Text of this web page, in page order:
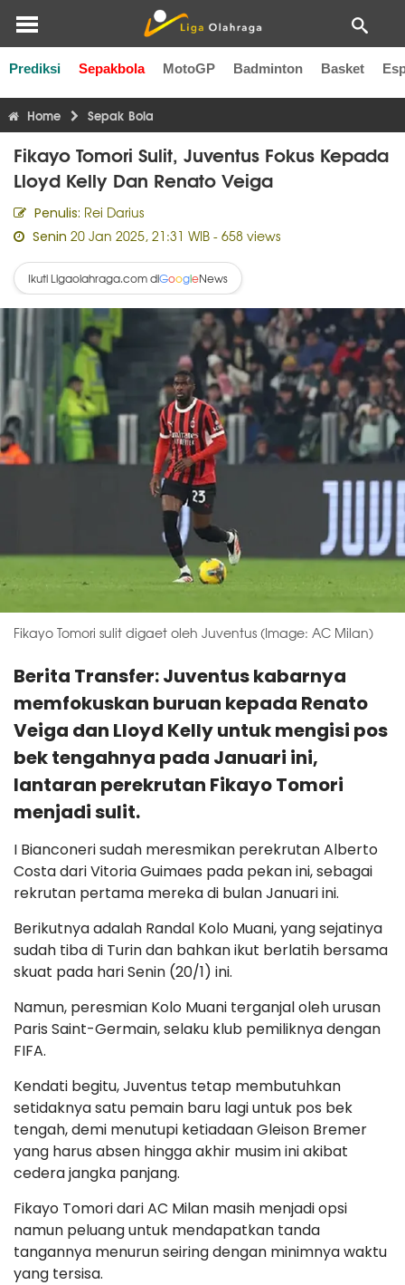
Prediksi Sepakbola MotoGP Badminton Basket
Liga Inggris Liga Italia Liga Spanyol Liga Perancis
Home Sepak Bola
Fikayo Tomori Sulit, Juventus Fokus Kepada
Lloyd Kelly Dan Renato Veiga
Penulis: Rei Darius
Senin 20 Jan 2025, 21:31 WIB - 658 views
Ikuti Ligaolahraga.com diGoogleNews
Fikayo Tomori sulit digaet oleh Juventus (Image: AC Milan)
Berita Transfer: Juventus kabarnya
memfokuskan buruan kepada Renato
Veiga dan Lloyd Kelly untuk mengisi pos
bek tengahnya pada Januari ini,
lantaran perekrutan Fikayo Tomori
menjadi sulit.
I Bianconeri sudah meresmikan perekrutan Alberto
Costa dari Vitoria Guimaes pada pekan ini, sebagai
rekrutan pertama mereka di bulan Januari ini.
Berikutnya adalah Randal Kolo Muani, yang sejatinya
sudah tiba di Turin dan bahkan ikut berlatih bersama
skuat pada hari Senin (20/1) ini.
Namun, peresmian Kolo Muani terganjal oleh urusan
Paris Saint-Germain, selaku klub pemiliknya dengan
FIFA.
Kendati begitu, Juventus tetap membutuhkan
setidaknya satu pemain baru lagi untuk pos bek
tengah, demi menutupi ketiadaan Gleison Bremer
yang harus absen hingga akhir musim ini akibat
cedera jangka panjang.
Fikayo Tomori dari AC Milan masih menjadi opsi
namun peluang untuk mendapatkan tanda
tangannya menurun seiring dengan minimnya waktu
yang tersisa.